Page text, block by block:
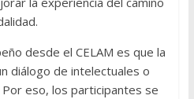
desde el CELAM es que la
diálogo de intelectuales o
eso, los participantes se